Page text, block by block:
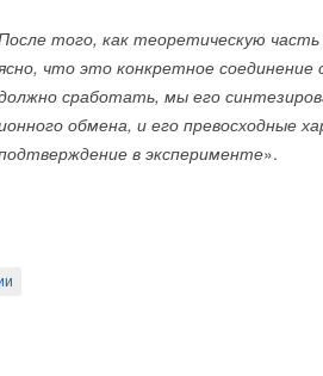
того, как теоретическую
что это конкретное
сработать, мы его
обмена, и его превосходные
в эксперименте».
и использоваться для орошения. Здание
материалов, включая известняк, дерево
а использование низкоуглеродистого
%. Перголы будут сделаны из
Строительные работы планируется